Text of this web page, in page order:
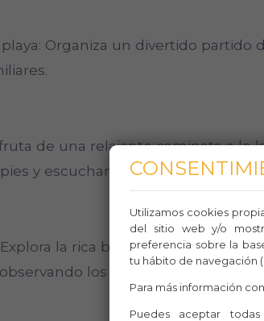
Organiza un divertido partido
de una relajante caminata a lo
y escuchando el suave sonido
la rica biodiversidad marina
los peces y las criaturas
Utilizamos cookies
del sitio web y/o
preferencia sobre la
tu hábito de navegación
Para más información
Puedes aceptar